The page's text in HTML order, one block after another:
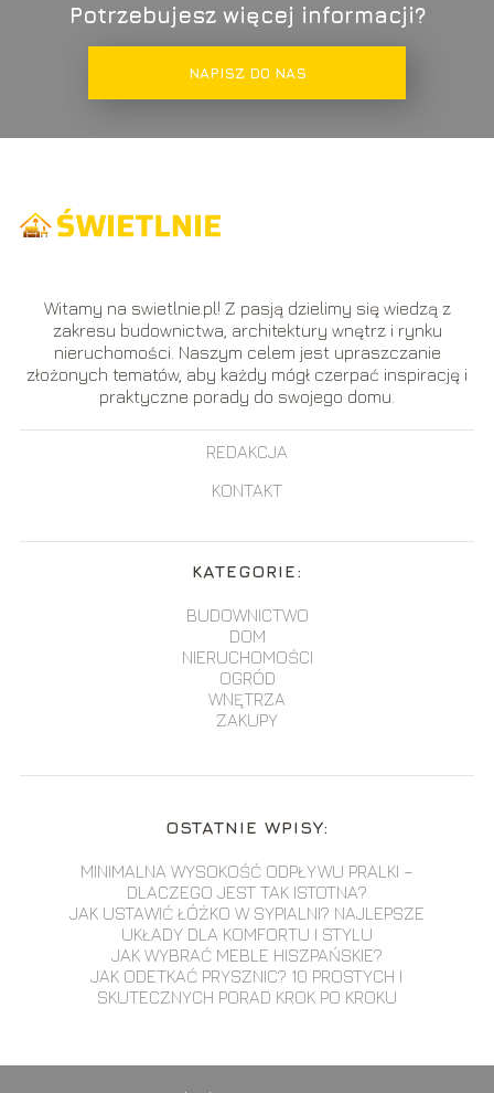
Potrzebujesz więcej informacji?
NAPISZ DO NAS
Witamy na swietlnie.pl! Z pasją dzielimy się wiedzą z
zakresu budownictwa, architektury wnętrz i rynku
nieruchomości. Naszym celem jest upraszczanie
złożonych tematów, aby każdy mógł czerpać inspirację i
praktyczne porady do swojego domu.
REDAKCJA
KONTAKT
KATEGORIE:
BUDOWNICTWO
DOM
NIERUCHOMOŚCI
OGRÓD
WNĘTRZA
ZAKUPY
OSTATNIE WPISY:
MINIMALNA WYSOKOŚĆ ODPŁYWU PRALKI –
DLACZEGO JEST TAK ISTOTNA?
JAK USTAWIĆ ŁÓŻKO W SYPIALNI? NAJLEPSZE
UKŁADY DLA KOMFORTU I STYLU
JAK WYBRAĆ MEBLE HISZPAŃSKIE?
JAK ODETKAĆ PRYSZNIC? 10 PROSTYCH I
SKUTECZNYCH PORAD KROK PO KROKU